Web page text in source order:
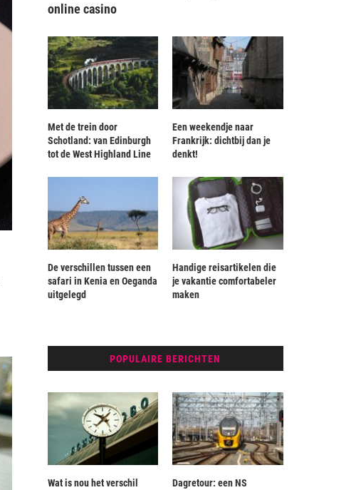
online casino
Met de trein door
Schotland: van Edinburgh
tot de West Highland Line
Een weekendje naar
Frankrijk: dichtbij dan je
denkt!
De verschillen tussen een
safari in Kenia en Oeganda
uitgelegd
Handige reisartikelen die
je vakantie comfortabeler
maken
POPULAIRE BERICHTEN
Wat is nou het verschil
Dagretour: een NS